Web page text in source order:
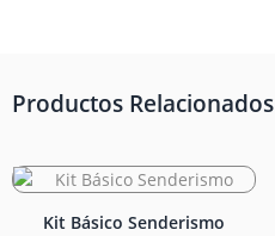
Productos Relacionados
Kit Básico Senderismo